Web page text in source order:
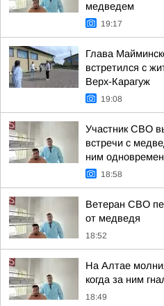
медведем
19:17
Глава
встретился с
Верх-Карагуж
19:08
Участник СВО
встречи с
ним
18:58
Ветеран СВО
от медведя
18:52
На Алтае
когда за ним
18:49